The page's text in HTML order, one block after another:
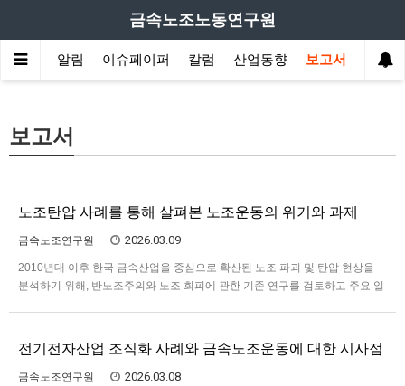
금속노조노동연구원
소개 알림 이슈페이퍼 칼럼 산업동향 보고서
보고서
노조탄압 사례를 통해 살펴본 노조운동의 위기와 과제
금속노조연구원 2026.03.09
2010년대 이후 한국 금속산업을 중심으로 확산된 노조 파괴 및 탄압 현상을
분석하기 위해, 반노조주의와 노조 회피에 관한 기존 연구를 검토하고 주요 일
인 실천으로 기존 연구들은 이데올로기, 제도, 관행의 차원에…
전기전자산업 조직화 사례와 금속노조운동에 대한 시사점
금속노조연구원 2026.03.08